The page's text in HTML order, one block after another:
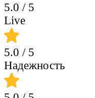
5.0 / 5
Live
5.0 / 5
Надежность